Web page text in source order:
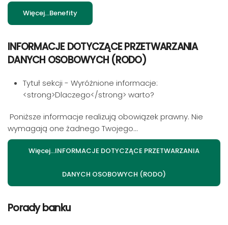
Więcej…Benefity
INFORMACJE DOTYCZĄCE PRZETWARZANIA
DANYCH OSOBOWYCH (RODO)
Tytuł sekcji - Wyróżnione informacje:
<strong>Dlaczego</strong> warto?
Poniższe informacje realizują obowiązek prawny. Nie
wymagają one żadnego Twojego...
Więcej…INFORMACJE DOTYCZĄCE PRZETWARZANIA
DANYCH OSOBOWYCH (RODO)
Porady banku